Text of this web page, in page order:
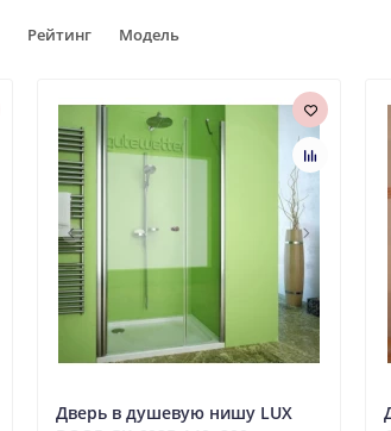
Рейтинг Модель
Дверь в душевую нишу LUX